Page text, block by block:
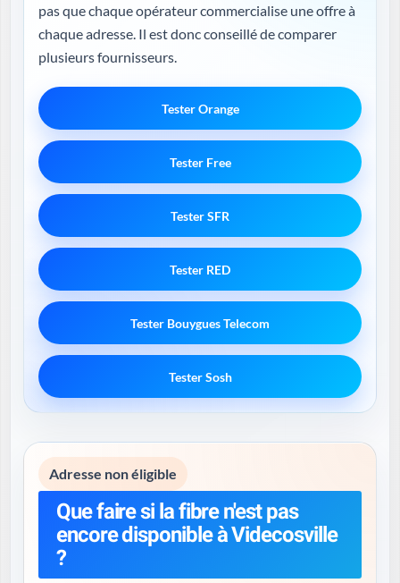
pas que chaque opérateur commercialise une offre à
chaque adresse. Il est donc conseillé de comparer
plusieurs fournisseurs.
Tester Orange
Tester Free
Tester SFR
Tester RED
Tester Bouygues Telecom
Tester Sosh
Adresse non éligible
Que faire si la fibre n'est pas
encore disponible à Videcosville
?